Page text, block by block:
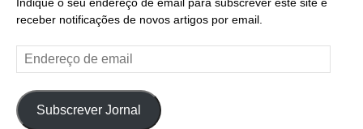
receber notificações de novos artigos por email.
Endereço
de
Subscrever Jornal